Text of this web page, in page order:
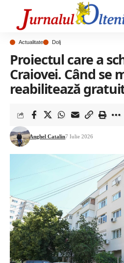
Actualitate Dolj
Proiectul care a
Craiovei. Când se
reabilitează
Anghel Catalin7 Iulie 2026